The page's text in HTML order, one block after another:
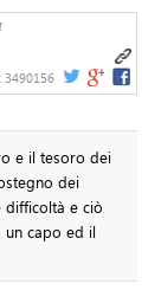
3490156
e il tesoro dei
dei
difficoltà e ciò
un capo ed il